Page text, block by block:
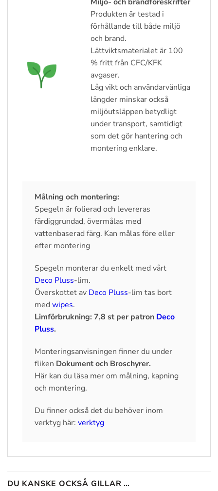
Produkten är testad i
förhållande till både miljö
och brand.
Lättviktsmaterialet är 100
% fritt från CFC/KFK
avgaser.
Låg vikt och användarvänliga
längder minskar också
miljöutsläppen betydligt
under transport, samtidigt
som det gör hantering och
montering enklare.
Målning och montering:
Spegeln är folierad och levereras
färdiggrundad, övermålas med
vattenbaserad färg. Kan målas före eller
efter montering
Spegeln monterar du enkelt med vårt
Deco Pluss-lim.
Överskottet av Deco Pluss-lim tas bort
med wipes.
Limförbrukning: 7,8 st per patron Deco
Pluss.
Monteringsanvisningen finner du under
fliken Dokument och Broschyrer.
Här kan du läsa mer om målning, kapning
och montering.
Du finner också det du behöver inom
verktyg här: verktyg
DU KANSKE OCKSÅ GILLAR …